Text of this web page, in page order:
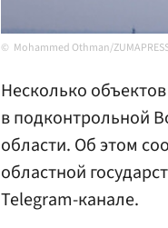
Mohammed Othman/
Несколько
в подконтрольной
области. Об этом
областной
Telegram-канале.